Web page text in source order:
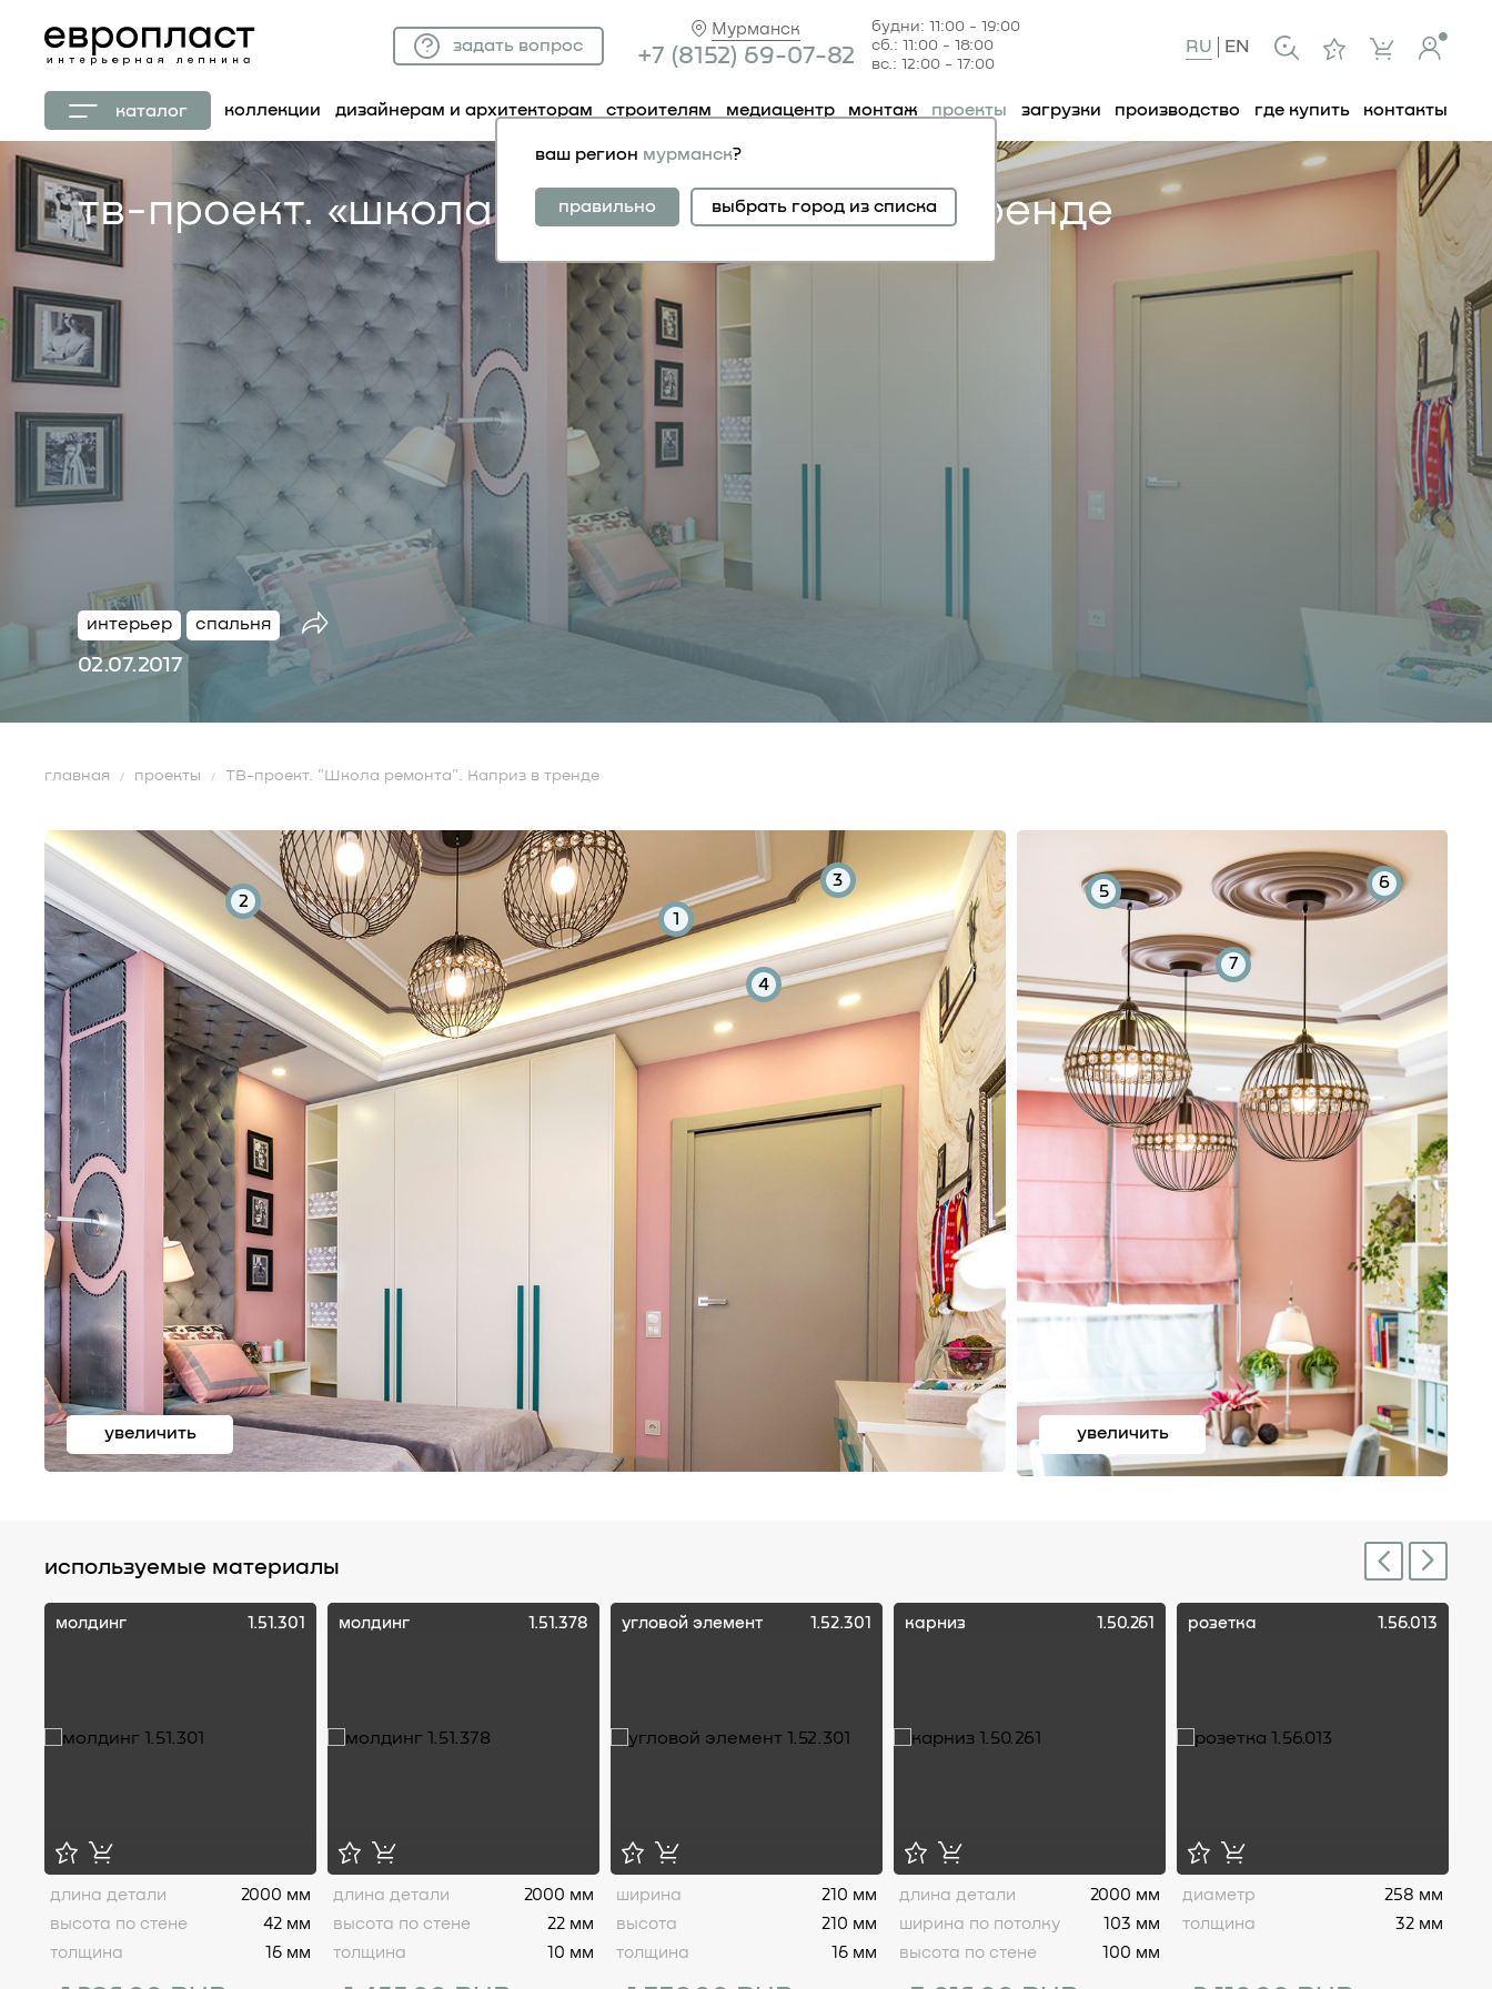
Мурманск
+7 (81 52) 69-07-82
будни: 11:00 - 19:00
сб.: 11:00 - 18:00
вс.: 12:00 - 17:00
задать вопрос RU EN
каталог коллекции дизайнерам и архитекторам строителям медиацентр монтаж проекты загрузки производство где купить контакты
ваш регион мурманск?
правильно выбрать город из списка
тв-проект. «школа ремонта». каприз в тренде
интерьер спальня
02.07.2017
главная проекты ТВ-проект. "Школа ремонта". Каприз в тренде
1
2
3
4
увеличить
5 6
7
увеличить
используемые материалы Previous
молдинг 1.51.301
длина детали
2000 мм
высота по стене
42 мм
толщина
16 мм
молдинг 1.51.378
длина детали
2000 мм
высота по стене
22 мм
толщина
10 мм
угловой элемент 1.52.301
ширина
210 мм
высота
210 мм
толщина
16 мм
карниз 1.50.261
длина детали
2000 мм
ширина по потолку
103 мм
высота по стене
100 мм
розетка 1.56.013
диаметр
258 мм
толщина
32 мм
Next